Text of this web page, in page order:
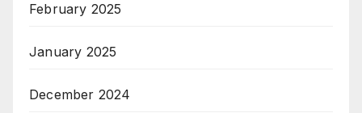
February 2025
January 2025
December 2024